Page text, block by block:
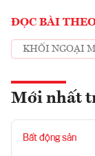
ĐỌC BÀI
KHỐI NGOẠI
Mới nhất
Bất động sản